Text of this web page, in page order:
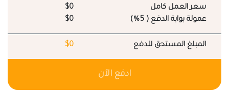
سعر العمل كامل
$0
عمولة بوابة الدفع ( 5%)
$0
المبلغ المستحق للدفع $0
ادفع الآن